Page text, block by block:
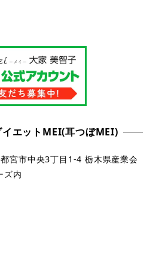
エットMEI(耳つぼMEI)
宮市中央3丁目1-4 栃木県産業会
ズ内